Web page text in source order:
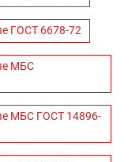
ГОСТ 6678-72
МБС
МБС ГОСТ 14896-